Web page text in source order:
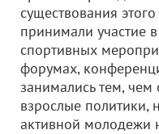
существования
принимали участие
спортивных
форумах,
занимались тем,
взрослые политики,
активной молодежи